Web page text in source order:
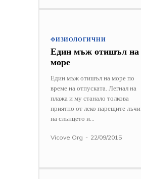
ФИЗИОЛОГИЧНИ
Един мъж отишъл на
море
Един мъж отишъл на море по
време на отпуската. Легнал на
плажа и му станало толкова
приятно от леко парещите лъчи
на слънцето и...
Vicove Org - 22/09/2015